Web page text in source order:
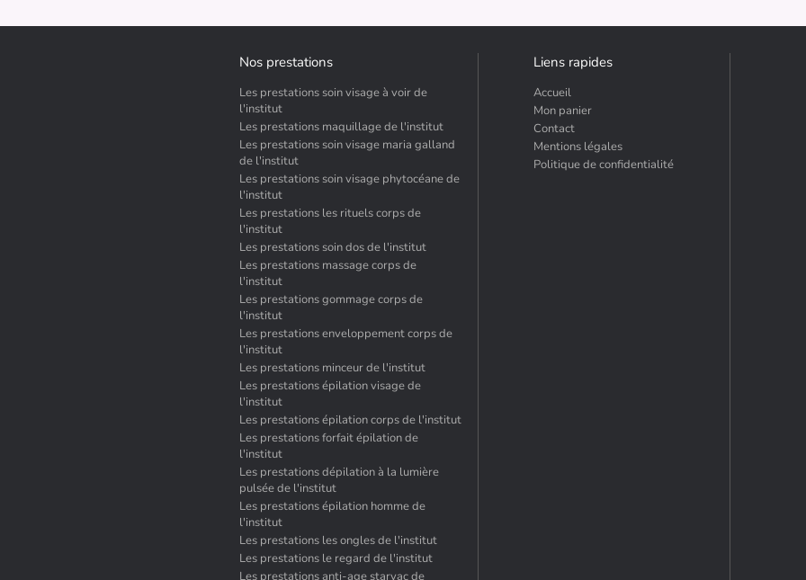
Nos prestations
Les prestations soin visage à voir de
l'institut
Les prestations maquillage de l'institut
Les prestations soin visage maria galland
de l'institut
Les prestations soin visage phytocéane de
l'institut
Les prestations les rituels corps de
l'institut
Les prestations soin dos de l'institut
Les prestations massage corps de
l'institut
Les prestations gommage corps de
l'institut
Les prestations enveloppement corps de
l'institut
Les prestations minceur de l'institut
Les prestations épilation visage de
l'institut
Les prestations épilation corps de l'institut
Les prestations forfait épilation de
l'institut
Les prestations dépilation à la lumière
pulsée de l'institut
Les prestations épilation homme de
l'institut
Les prestations les ongles de l'institut
Les prestations le regard de l'institut
Les prestations anti-age starvac de
Liens rapides
Accueil
Mon panier
Contact
Mentions légales
Politique de confidentialité